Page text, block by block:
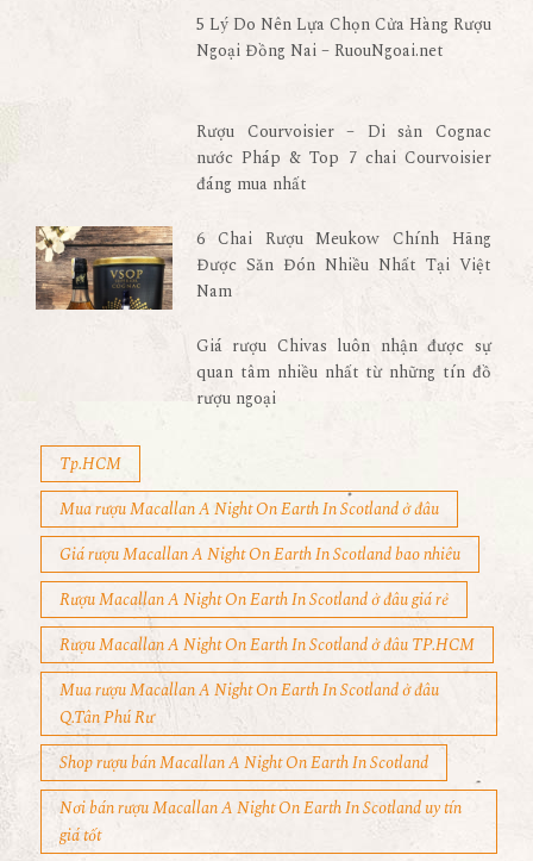
5 Lý Do Nên Lựa Chọn Cửa Hàng Rượu
Ngoại Đồng Nai – RuouNgoai.net
Rượu Courvoisier – Di sản Cognac
nước Pháp & Top 7 chai Courvoisier
đáng mua nhất
6 Chai Rượu Meukow Chính Hãng
Được Săn Đón Nhiều Nhất Tại Việt
Nam
Giá rượu Chivas luôn nhận được sự
quan tâm nhiều nhất từ những tín đồ
rượu ngoại
Tp.HCM
Mua rượu Macallan A Night On Earth In Scotland ở đâu
Giá rượu Macallan A Night On Earth In Scotland bao nhiêu
Rượu Macallan A Night On Earth In Scotland ở đâu giá rẻ
Rượu Macallan A Night On Earth In Scotland ở đâu TP.HCM
Mua rượu Macallan A Night On Earth In Scotland ở đâu
Q.Tân Phú Rư
Shop rượu bán Macallan A Night On Earth In Scotland
Nơi bán rượu Macallan A Night On Earth In Scotland uy tín
giá tốt